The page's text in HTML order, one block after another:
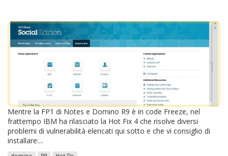
Mentre la FP1 di Notes e Domino R9 è in code Freeze, nel
frattempo IBM ha rilasciato la Hot Fix 4 che risolve diversi
problemi di vulnerabilità elencati qui sotto e che vi consiglio di
installare:...